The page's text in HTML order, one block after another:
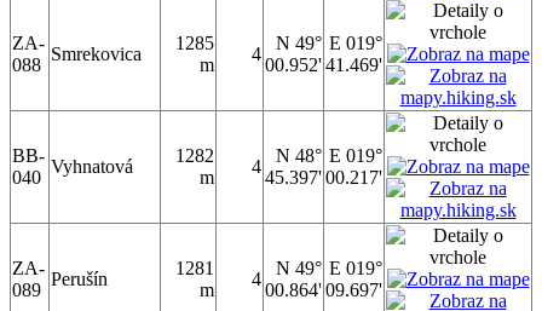
ZA-
088
Smrekovica
1285
m
4
N 49°
00.952'
E 019°
41.469'
BB-
040
Vyhnatová
1282
m
4
N 48°
45.397'
E 019°
00.217'
ZA-
089
Perušín
1281
m
4
N 49°
00.864'
E 019°
09.697'